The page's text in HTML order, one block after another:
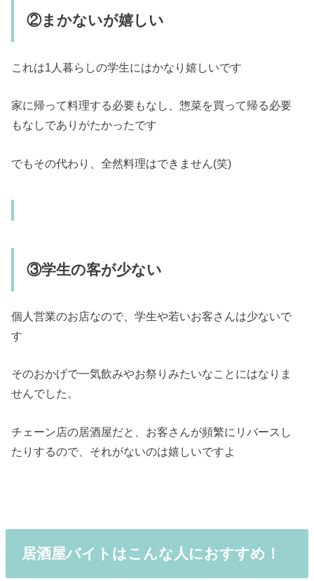
②まかないが嬉しい
これは1人暮らしの学生にはかなり嬉しいです
家に帰って料理する必要もなし、惣菜を買って帰る必要
もなしでありがたかったです
でもその代わり、全然料理はできません(笑)
③学生の客が少ない
個人営業のお店なので、学生や若いお客さんは少ないで
す
そのおかげで一気飲みやお祭りみたいなことにはなりま
せんでした。
チェーン店の居酒屋だと、お客さんが頻繁にリバースし
たりするので、それがないのは嬉しいですよ
居酒屋バイトはこんな人におすすめ！